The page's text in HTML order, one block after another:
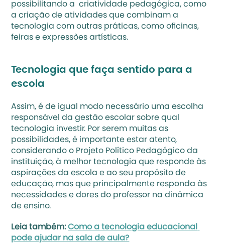
possibilitando a  criatividade pedagógica, como
a criação de atividades que combinam a
tecnologia com outras práticas, como oficinas,
feiras e expressões artísticas.
Tecnologia que faça sentido para a
escola
Assim, é de igual modo necessário uma escolha
responsável da gestão escolar sobre qual
tecnologia investir. Por serem muitas as
possibilidades, é importante estar atento,
considerando o Projeto Político Pedagógico da
instituição, à melhor tecnologia que responde às
aspirações da escola e ao seu propósito de
educação, mas que principalmente responda às
necessidades e dores do professor na dinâmica
de ensino.
Leia também: Como a tecnologia educacional
pode ajudar na sala de aula?